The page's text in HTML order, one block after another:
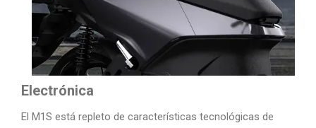
Electrónica
El M1S está repleto de características tecnológicas de